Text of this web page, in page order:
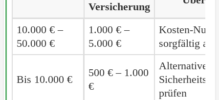
Versicherung
Kreditsumme
Ungefähre
Kosten der
Versicherung
10.000 € –
50.000 €
1.000 € –
5.000 €
Kosten-
sorgfältig
Bis 10.000 €
500 € – 1.000
€
Alternative
prüfen
10.000 € –
50.000 €
Bis 10.000 €